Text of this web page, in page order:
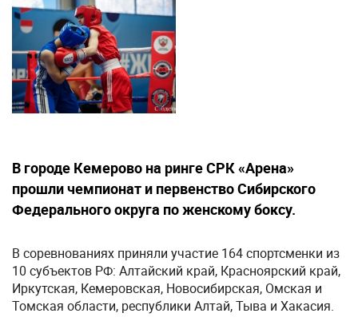
В городе Кемерово на ринге СРК «Арена»
прошли чемпионат и первенство Сибирского
Федерального округа по женскому боксу.
В соревнованиях приняли участие 164 спортсменки из
10 субъектов РФ: Алтайский край, Красноярский край,
Иркутская, Кемеровская, Новосибирская, Омская и
Томская области, республики Алтай, Тыва и Хакасия.